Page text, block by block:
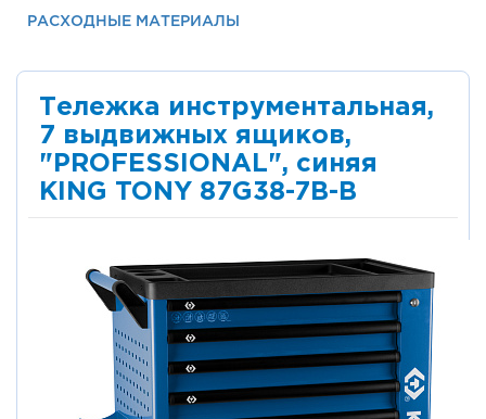
РАСХОДНЫЕ МАТЕРИАЛЫ
Тележка инструментальная,
7 выдвижных ящиков,
"PROFESSIONAL", синяя
KING TONY 87G38-7B-B